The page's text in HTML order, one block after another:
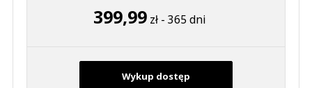
399,99zł - 365 dni
Wykup dostęp